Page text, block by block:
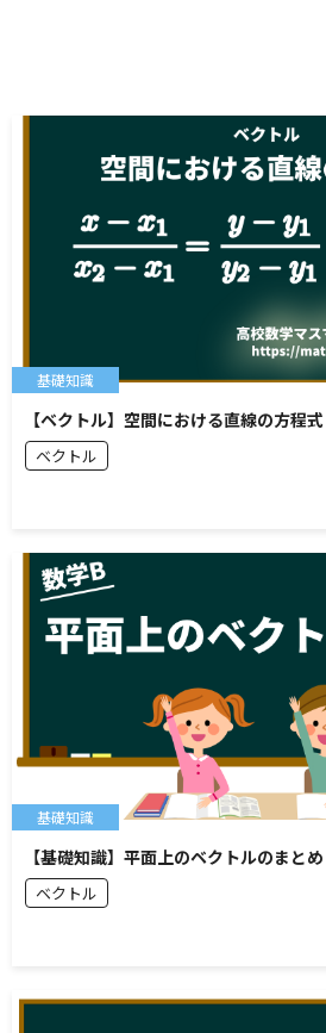
【ベクトル】空間における直線の方程式
ベクトル
基礎知識
【基礎知識】平面上のベクトルのまとめ
ベクトル
基礎知識